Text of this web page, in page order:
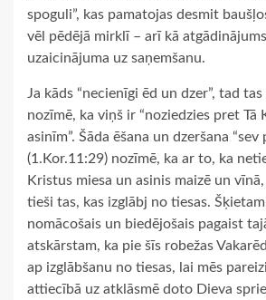
spoguli”, kas pamatojas desmit
vēl pēdējā mirklī – arī kā
uzaicinājuma uz saņemšanu.
Ja kāds “necienīgi ēd un dzer”, tad
nozīmē, ka viņš ir “noziedzies pret Tā
asinīm”. Šāda ēšana un dzeršana “sev
(1.Kor.11:29) nozīmē, ka ar to, ka
Kristus miesa un asinis maizē un
tieši tas, kas izglābj no tiesas.
nomācošais un biedējošais pagaist
atskārstam, ka pie šīs robežas
ap izglābšanu no tiesas, lai mēs
attiecībā uz atklāsmē doto Dieva